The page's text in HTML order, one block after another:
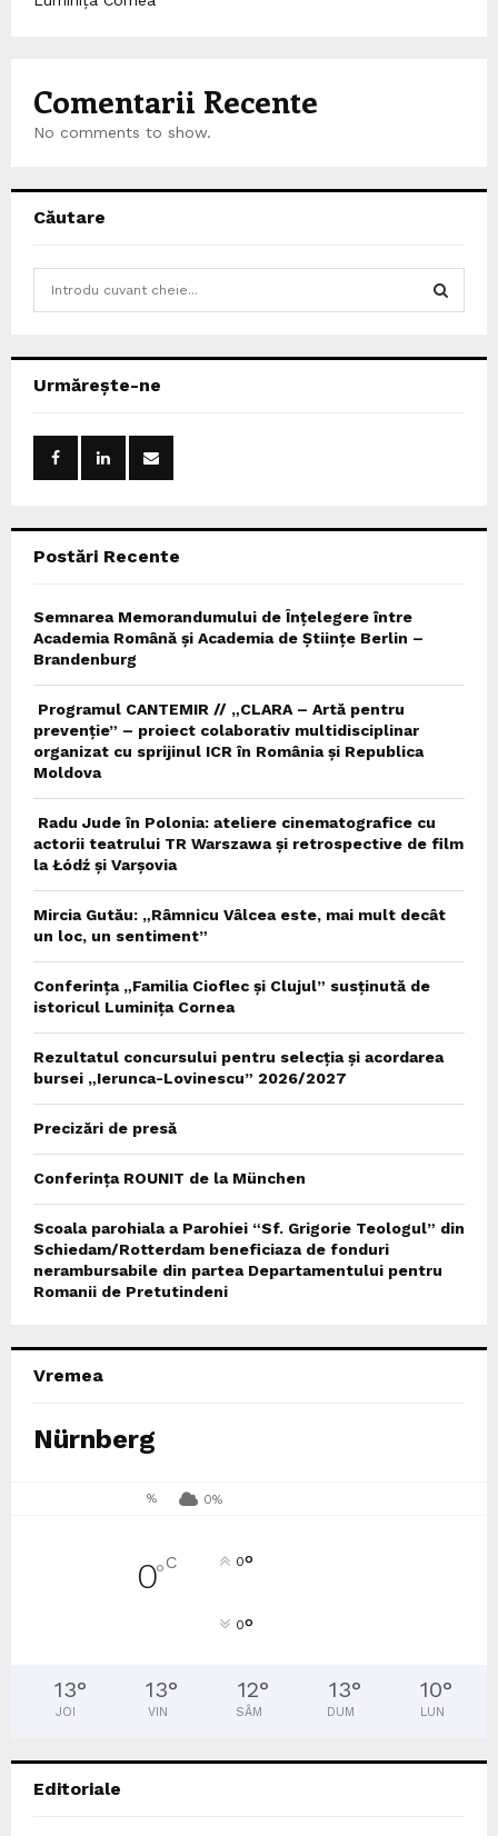
Comentarii Recente
No comments to show.
Căutare
h
Urmărește-ne
Postări Recente
Semnarea Memorandumului de Înțelegere între
Academia Română și Academia de Științe Berlin –
Brandenburg
Programul CANTEMIR // „CLARA – Artă pentru
prevenție” – proiect colaborativ multidisciplinar
organizat cu sprijinul ICR în România și Republica
Moldova
Radu Jude în Polonia: ateliere cinematografice cu
actorii teatrului TR Warszawa și retrospective de film
la Łódź și Varșovia
Mircia Gutău: „Râmnicu Vâlcea este, mai mult decât
un loc, un sentiment”
Conferința „Familia Cioflec și Clujul” susținută de
istoricul Luminița Cornea
Rezultatul concursului pentru selecția și acordarea
bursei „Ierunca-Lovinescu” 2026/2027
Precizări de presă
Conferința ROUNIT de la München
Scoala parohiala a Parohiei “Sf. Grigorie Teologul” din
Schiedam/Rotterdam beneficiaza de fonduri
nerambursabile din partea Departamentului pentru
Romanii de Pretutindeni
Vremea
Nürnberg
% 0%
0°C 0°
0°
13°
JOI
13°
VIN
12°
SÂM
13°
DUM
10°
LUN
Editoriale